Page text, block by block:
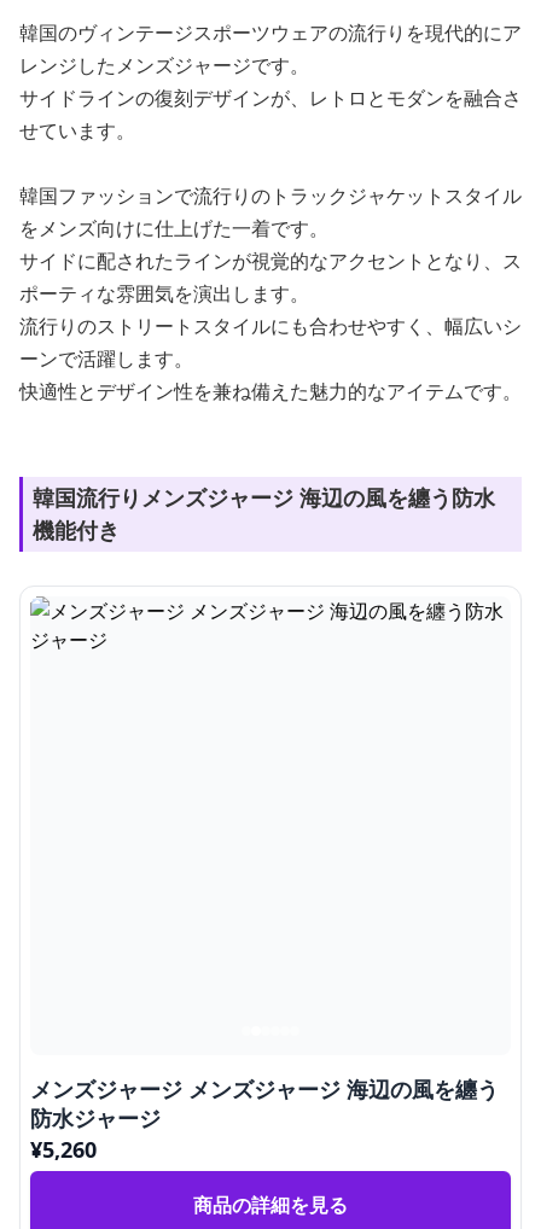
韓国のヴィンテージスポーツウェアの流行りを現代的にア
レンジしたメンズジャージです。
サイドラインの復刻デザインが、レトロとモダンを融合さ
せています。
韓国ファッションで流行りのトラックジャケットスタイル
をメンズ向けに仕上げた一着です。
サイドに配されたラインが視覚的なアクセントとなり、ス
ポーティな雰囲気を演出します。
流行りのストリートスタイルにも合わせやすく、幅広いシ
ーンで活躍します。
快適性とデザイン性を兼ね備えた魅力的なアイテムです。
韓国流行りメンズジャージ 海辺の風を纏う防水
機能付き
メンズジャージ メンズジャージ 海辺の風を纏う
防水ジャージ
¥5,260
商品の詳細を見る